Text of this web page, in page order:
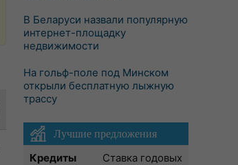
В Беларуси назвали популярную
интернет-площадку
недвижимости
На гольф-поле под Минском
открыли бесплатную лыжную
трассу
Лучшие предложения
Кредиты
Ставка годовых